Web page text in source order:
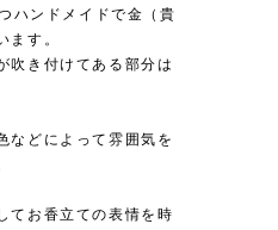
ハンドメイドで金（貴
ます。
吹き付けてある部分は
などによって雰囲気を
てお香立ての表情を時